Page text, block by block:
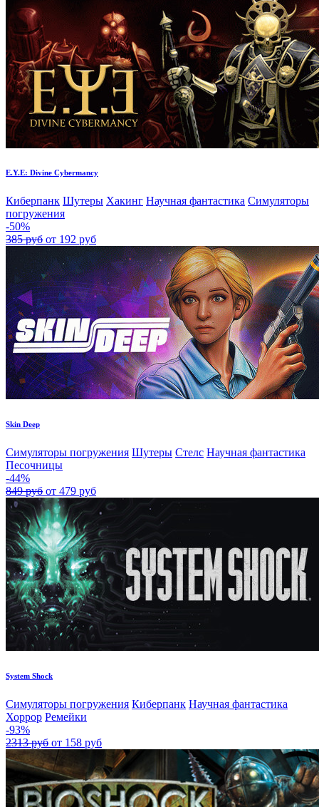
E.Y.E: Divine Cybermancy
Киберпанк Шутеры Хакинг Научная фантастика Симуляторы
погружения
-50%
385 руб от 192 руб
Skin Deep
Симуляторы погружения Шутеры Стелс Научная фантастика
Песочницы
-44%
849 руб от 479 руб
System Shock
Симуляторы погружения Киберпанк Научная фантастика
Хоррор Ремейки
-93%
2313 руб от 158 руб